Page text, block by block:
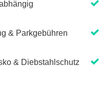
& Parkgebühren
& Diebstahlschutz